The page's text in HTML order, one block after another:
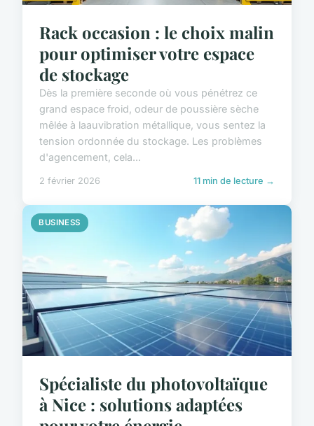
Rack occasion : le choix malin
pour optimiser votre espace
de stockage
Dès la première seconde où vous pénétrez ce
grand espace froid, odeur de poussière sèche
mêlée à laauvibration métallique, vous sentez la
tension ordonnée du stockage. Les problèmes
d'agencement, cela...
2 février 2026 11 min de lecture →
BUSINESS
Spécialiste du photovoltaïque
à Nice : solutions adaptées